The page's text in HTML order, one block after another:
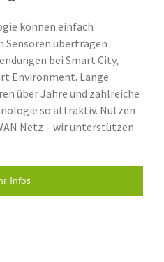
können einfach
Sensoren übertragen
bei Smart City,
Environment. Lange
über Jahre und zahlreiche
so attraktiv. Nutzen
Netz – wir unterstützen
Infos